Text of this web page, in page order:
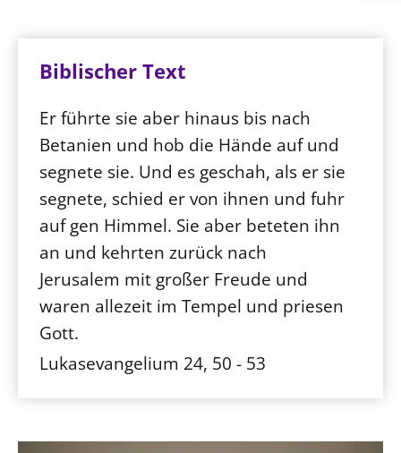
Biblischer Text
Er führte sie aber hinaus bis nach
Betanien und hob die Hände auf und
segnete sie. Und es geschah, als er sie
segnete, schied er von ihnen und fuhr
auf gen Himmel. Sie aber beteten ihn
an und kehrten zurück nach
Jerusalem mit großer Freude und
waren allezeit im Tempel und priesen
Gott.
Lukasevangelium 24, 50 - 53